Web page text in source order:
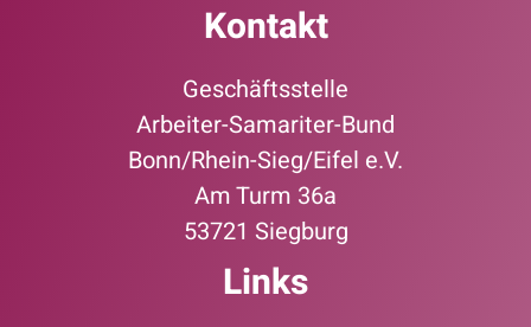
Kontakt
Geschäftsstelle
Arbeiter-Samariter-Bund
Bonn/Rhein-Sieg/Eifel e.V.
Am Turm 36a
53721 Siegburg
Links